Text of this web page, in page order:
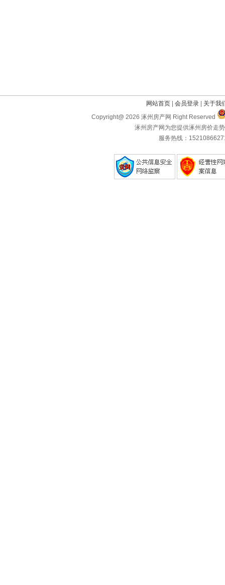
网站首页 会员登录
关于我
Copyright@ 2026 涿州房产网 Right Reserved
涿州房产网为您提供涿州房价走
服务热线：